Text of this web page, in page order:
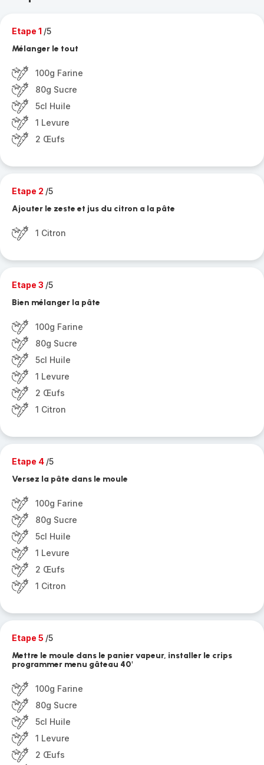
Etape 1 /5
Mélanger le tout
100g Farine
80g Sucre
5cl Huile
1 Levure
2 Œufs
Etape 2 /5
Ajouter le zeste et jus du citron a la pâte
1 Citron
Etape 3 /5
Bien mélanger la pâte
100g Farine
80g Sucre
5cl Huile
1 Levure
2 Œufs
1 Citron
Etape 4 /5
Versez la pâte dans le moule
100g Farine
80g Sucre
5cl Huile
1 Levure
2 Œufs
1 Citron
Etape 5 /5
Mettre le moule dans le panier vapeur, installer le crips
programmer menu gâteau 40'
100g Farine
80g Sucre
5cl Huile
1 Levure
2 Œufs